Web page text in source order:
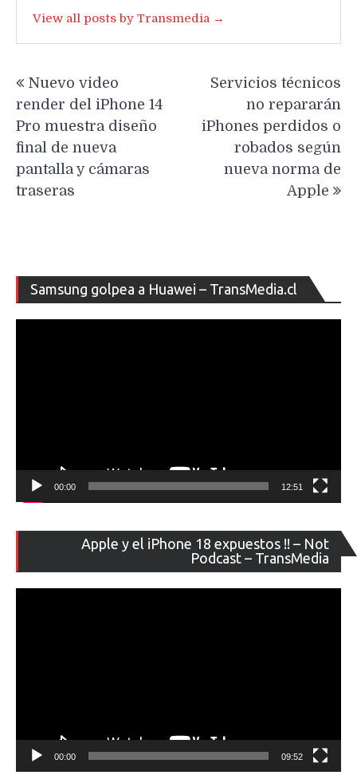
View all posts by Transmedia →
entradas
Nuevo video
render del iPhone 14
Pro muestra diseño
final de nueva
pantalla y cámaras
traseras
Servicios técnicos
no repararán
iPhones perdidos o
robados según
nueva norma de
Apple
Samsung golpea a Huawei – TransMedia.cl
de
00:00 12:51
Apple y el iPhone 18 expuestos !! – Not
Podcast – TransMedia
de
00:00 09:52